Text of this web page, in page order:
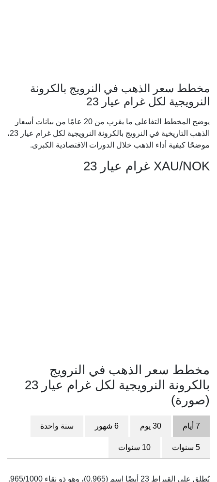
مخطط سعر الذهب في النرويج بالكرونة
النرويجية لكل غرام عيار 23
يوضح المخطط التفاعلي ما يقرب من 20 عامًا من بيانات أسعار
الذهب التاريخية في النرويج بالكرونة النرويجية لكل غرام عيار 23،
موضحًا كيفية أداء الذهب خلال الدورات الاقتصادية الكبرى.
XAU/NOK غرام عيار 23
مخطط سعر الذهب في النرويج
بالكرونة النرويجية لكل غرام عيار 23
(صورة)
7 أيام 30 يوم 6 شهور سنة واحدة
5 سنوات 10 سنوات
يُطلق على القيراط 23 أيضًا اسم (0.965)، وهو ذو نقاء 965/1000.